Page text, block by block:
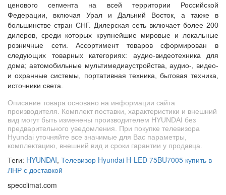
ценового сегмента на всей территории Российской
Федерации, включая Урал и Дальний Восток, а также в
большинстве стран СНГ. Дилерская сеть включает более 200
дилеров, среди которых крупнейшие мировые и локальные
розничные сети. Ассортимент товаров сформирован в
следующих товарных категориях: аудио-видеотехника для
дома; автомобильные мультимедиаустройства, аудио-, видео-
и охранные системы, портативная техника, бытовая техника,
источники света.
Описание товара основано на информации сайта
производителя. Комплект поставки, характеристики и внешний
вид могут быть изменены производителем HYUNDAI без
предварительного уведомления. При покупке телевизора
Hyundai уточняйте все значимые для Вас параметры,
комплектацию, внешний вид и сроки гарантии у продавца.
Теги: HYUNDAI, Телевизор Hyundai H-LED 75BU7005 купить в
ЛНР с доставкой
specclimat.com